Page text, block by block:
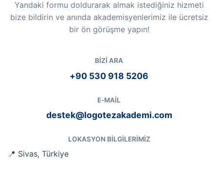
Yandaki formu doldurarak almak istediğiniz hizmeti
bize bildirin ve anında akademisyenlerimiz ile ücretsiz
bir ön görüşme yapın!
BIZI ARA
+90 530 918 5206
E-MAIL
destek@logotezakademi.com
LOKASYON BILGILERIMIZ
📍 Sivas, Türkiye